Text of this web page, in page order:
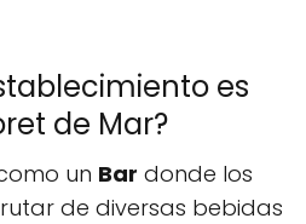
es
de Mar?
un Bar donde los
de diversas bebidas